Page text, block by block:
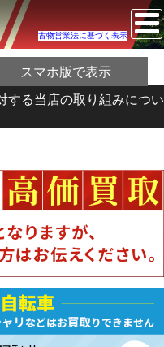
古物営業法に基づく表示
スマホ版で表示
する当店の取り組みについ